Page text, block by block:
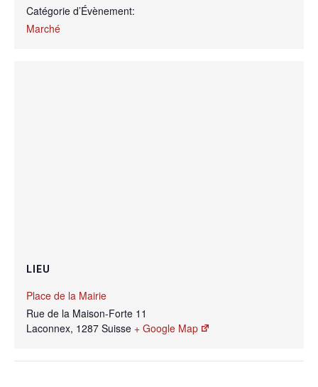
Catégorie d’Évènement:
Marché
LIEU
Place de la Mairie
Rue de la Maison-Forte 11
Laconnex, 1287 Suisse + Google Map